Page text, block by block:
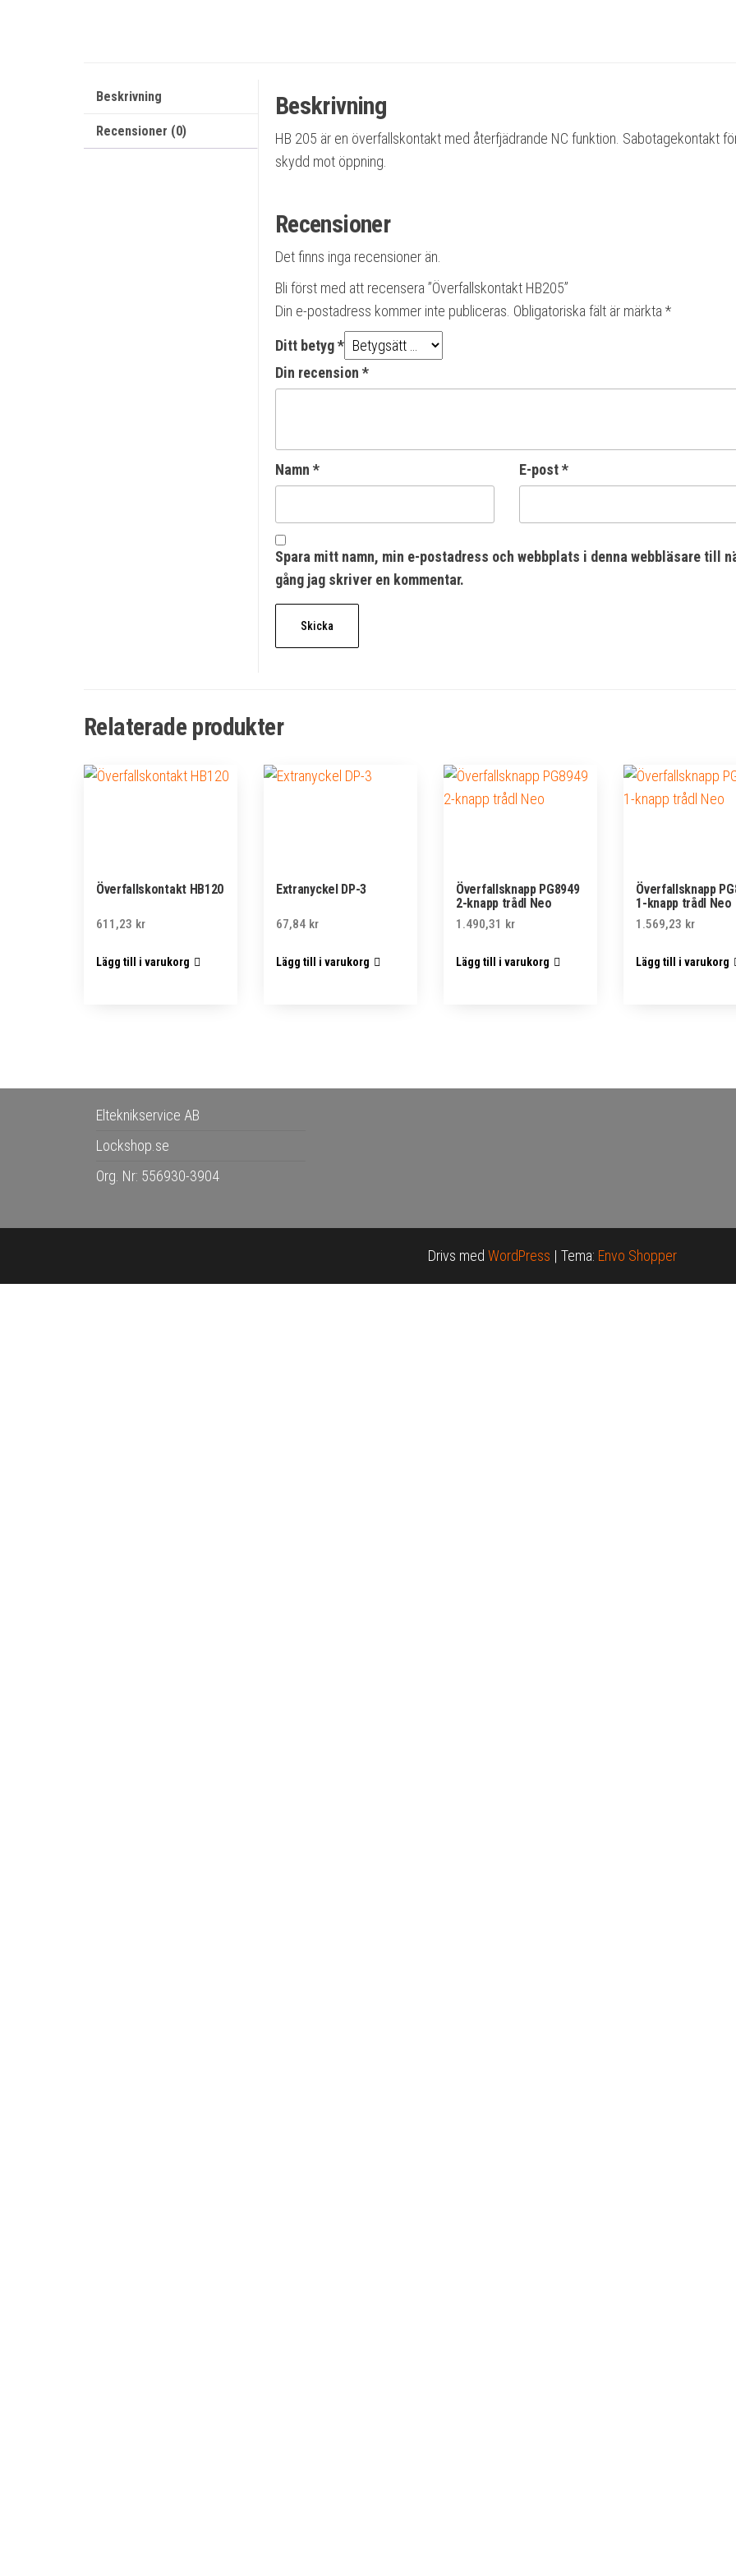
Beskrivning
Recensioner (0)
Beskrivning
HB 205 är en överfallskontakt med återfjädrande NC funktion. Sabotagekontakt
skydd mot öppning.
Recensioner
Det finns inga recensioner än.
Bli först med att recensera ”Överfallskontakt HB205”
Din e-postadress kommer inte publiceras. Obligatoriska fält är märkta *
Ditt betyg*
Din recension *
Namn * E-post*
Spara mitt namn, min e-postadress och webbplats i denna webbläsare till
gång jag skriver en kommentar.
Relaterade produkter
Överfallskontakt HB120
611,23 kr
Lägg till i varukorg
Extranyckel DP-3
67,84 kr
Lägg till i varukorg
Överfallsknapp PG8949
2-knapp trådl Neo
1.490,31 kr
Lägg till i varukorg
Överfallsknapp
1-knapp trådl Neo
1.569,23 kr
Lägg till i varukorg
Elteknikservice AB
Lockshop.se
Org. Nr: 556930-3904
Drivs med WordPress | Tema: Envo Shopper